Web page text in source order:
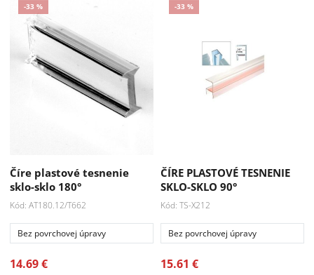
Číre plastové tesnenie
sklo-sklo 180°
Kód: AT180.12/T662
Bez povrchovej úpravy
14.69 €
ČÍRE PLASTOVÉ TESNENIE
SKLO-SKLO 90°
Kód: TS-X212
Bez povrchovej úpravy
15.61 €